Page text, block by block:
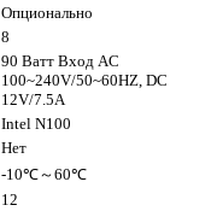
Опционально
8
90 Ватт Вход AC
100~240V/50~60HZ, DC
12V/7.5A
Intel N100
Нет
-10℃～60℃
12